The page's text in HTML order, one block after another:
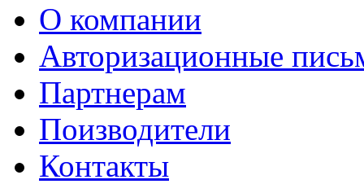
О компании
Авторизационные
Партнерам
Поизводители
Контакты